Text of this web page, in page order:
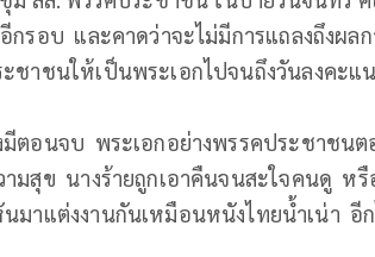
กรอบ และคาดว่าจะไม่มีการแถลงถึงผ
ชาชนให้เป็นพระเอกไปจนถึงวันลงคะแ
ตอนจบ พระเอกอย่างพรรคประชาชน
มสุข นางร้ายถูกเอาคืนจนสะใจคนดู ห
มาแต่งงานกันเหมือนหนังไทยน้ำเน่า อี